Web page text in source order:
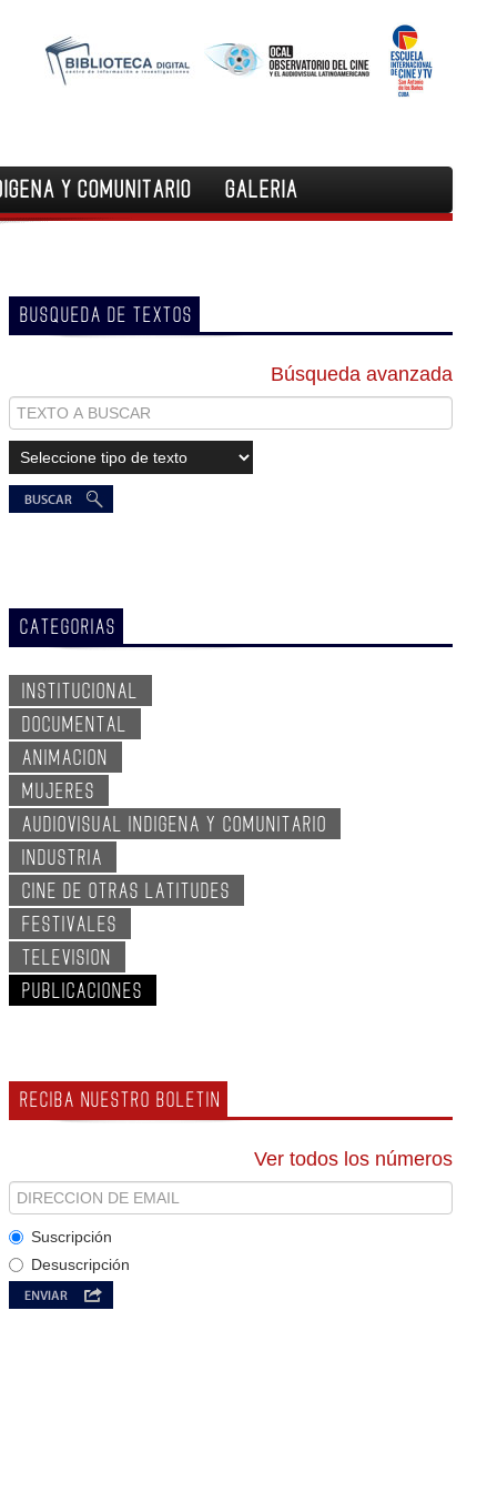
Y COMUNITARIO GALERIA
BUSQUEDA DE TEXTOS
Búsqueda avanzada
CATEGORIAS
INSTITUCIONAL
DOCUMENTAL
ANIMACION
MUJERES
AUDIOVISUAL INDIGENA Y COMUNITARIO
INDUSTRIA
CINE DE OTRAS LATITUDES
FESTIVALES
TELEVISION
PUBLICACIONES
RECIBA NUESTRO BOLETIN
Ver todos los números
Suscripción
Desuscripción